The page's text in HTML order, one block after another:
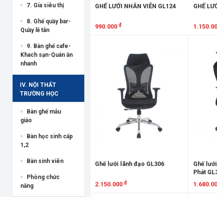
7. Gía siêu thị
8. Ghế quầy bar-
Quầy lễ tân
9. Bàn ghế cafe-
Khach sạn-Quán ăn
nhanh
IV. NỘI THẤT
TRƯỜNG HỌC
Bàn ghế mẫu
giáo
Bàn học sinh cấp
1,2
Bàn sinh viên
Phòng chức
năng
GHẾ LƯỚI NHÂN VIÊN GL124
990.000 ₫
GHẾ
Ghế lưới lãnh đạo GL306
2.150.000 ₫
Ghế
Phát